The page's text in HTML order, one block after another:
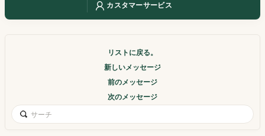
カスタマーサービス
リストに戻る。
新しいメッセージ
前のメッセージ
次のメッセージ